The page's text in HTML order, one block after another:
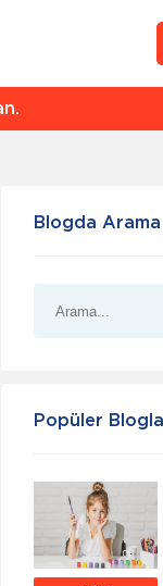
Blogda Arama
Popüler